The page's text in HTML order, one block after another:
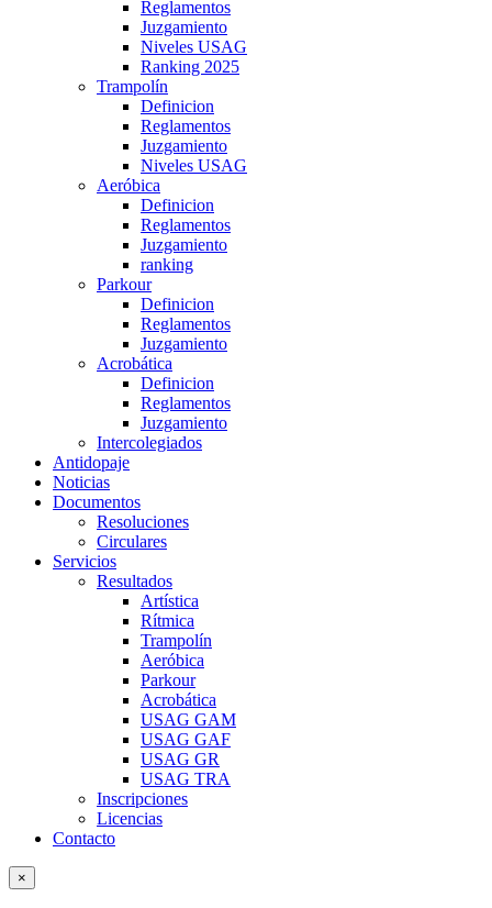
Reglamentos
Juzgamiento
Niveles USAG
Ranking 2025
Trampolín
Definicion
Reglamentos
Juzgamiento
Niveles USAG
Aeróbica
Definicion
Reglamentos
Juzgamiento
ranking
Parkour
Definicion
Reglamentos
Juzgamiento
Acrobática
Definicion
Reglamentos
Juzgamiento
Intercolegiados
Antidopaje
Noticias
Documentos
Resoluciones
Circulares
Servicios
Resultados
Artística
Rítmica
Trampolín
Aeróbica
Parkour
Acrobática
USAG GAM
USAG GAF
USAG GR
USAG TRA
Inscripciones
Licencias
Contacto
×